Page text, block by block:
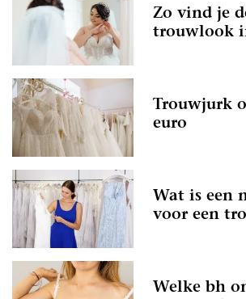
Zo vind je
trouwlook
Trouwjurk
euro
Wat is een
voor een
Welke bh